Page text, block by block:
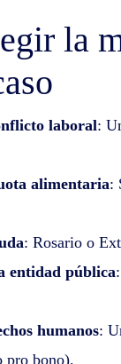
la
laboral:
alimentaria:
: Rosario o
entidad pública
humanos:
pro bono).